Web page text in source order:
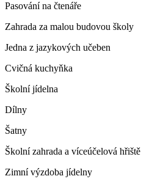
Pasování na čtenáře
Zahrada za malou budovou školy
Jedna z jazykových učeben
Cvičná kuchyňka
Školní jídelna
Dílny
Šatny
Školní zahrada a víceúčelová hřiště
Zimní výzdoba jídelny